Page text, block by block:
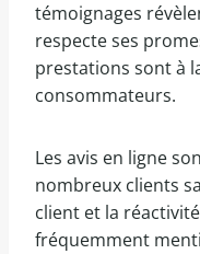
témoignages
respecte ses
prestations sont à
consommateurs.
Les avis en ligne
nombreux clients
client et la
fréquemment